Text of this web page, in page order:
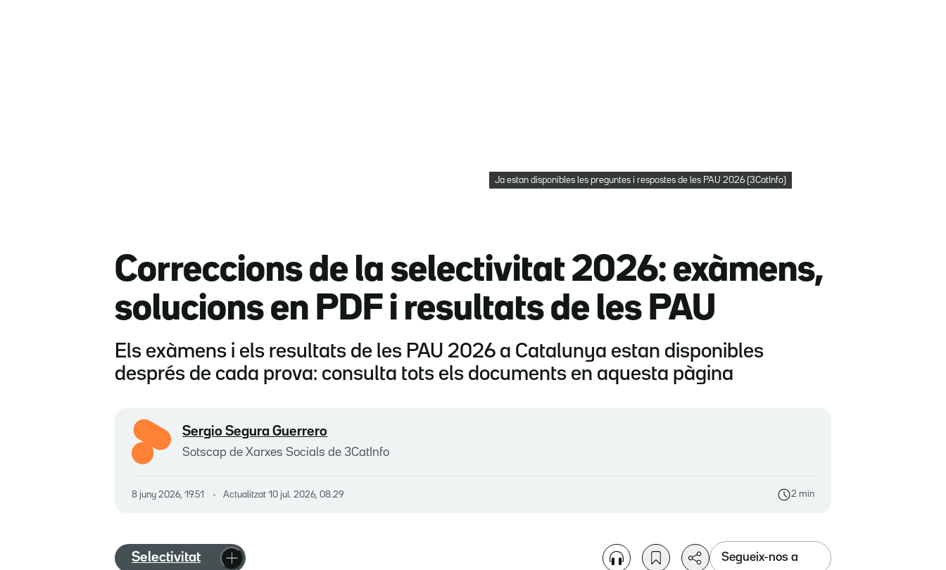
Ja estan disponibles les preguntes i respostes de les PAU 2026 (3CatInfo)
Correccions de la selectivitat 2026: exàmens,
solucions en PDF i resultats de les PAU
Els exàmens i els resultats de les PAU 2026 a Catalunya estan disponibles
després de cada prova: consulta tots els documents en aquesta pàgina
Sergio Segura Guerrero
Sotscap de Xarxes Socials de 3CatInfo
8 juny 2026, 19.51 Actualitzat 10 jul. 2026, 08.29 2 min
Selectivitat Segueix-nos a